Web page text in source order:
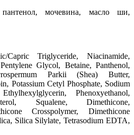
мочевина, масло ши,
Capric Triglyceride, Niacinamide,
Glycol, Betaine, Panthenol,
Parkii (Shea) Butter,
Potassium Cetyl Phosphate, Sodium
Phenoxyethanol,
Squalene, Dimethicone,
Crosspolymer, Dimethicone
Silica Silylate, Tetrasodium EDTA,